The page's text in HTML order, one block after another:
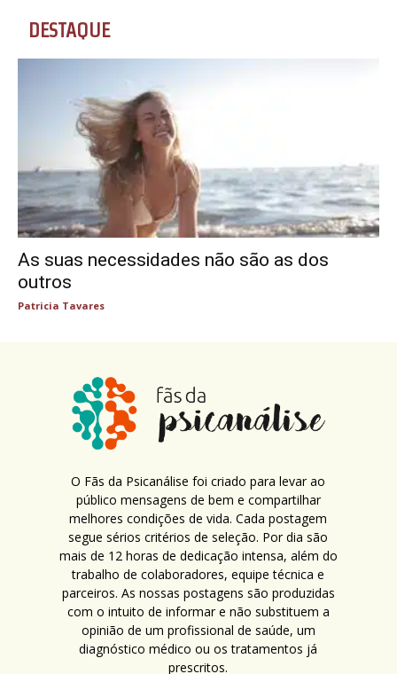
DESTAQUE
As suas necessidades não são as dos
outros
Patricia Tavares
O Fãs da Psicanálise foi criado para levar ao
público mensagens de bem e compartilhar
melhores condições de vida. Cada postagem
segue sérios critérios de seleção. Por dia são
mais de 12 horas de dedicação intensa, além do
trabalho de colaboradores, equipe técnica e
parceiros. As nossas postagens são produzidas
com o intuito de informar e não substituem a
opinião de um profissional de saúde, um
diagnóstico médico ou os tratamentos já
prescritos.